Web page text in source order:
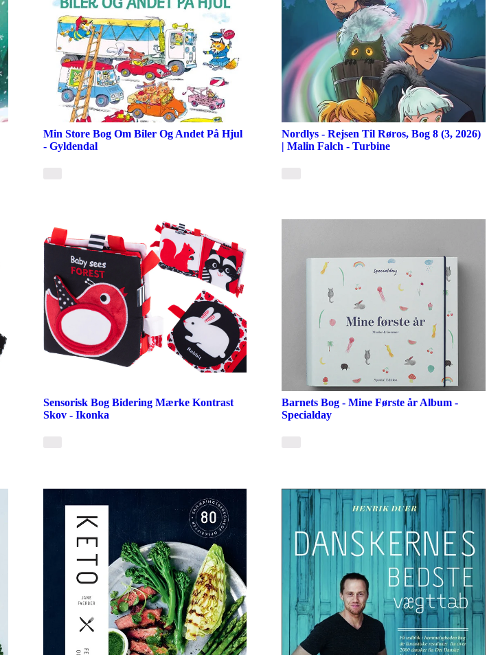
Min Store Bog Om Biler Og Andet På Hjul
- Gyldendal
Nordlys - Rejsen Til Røros, Bog 8 (3, 2026)
| Malin Falch - Turbine
Sensorisk Bog Bidering Mærke Kontrast
Skov - Ikonka
Barnets Bog - Mine Første år Album -
Specialday